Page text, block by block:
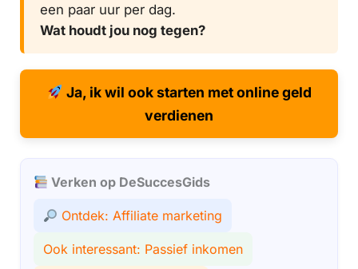
een paar uur per dag.
Wat houdt jou nog tegen?
Ja, ik wil ook starten met online geld
verdienen
Verken op DeSuccesGids
Ontdek: Affiliate marketing
Ook interessant: Passief inkomen